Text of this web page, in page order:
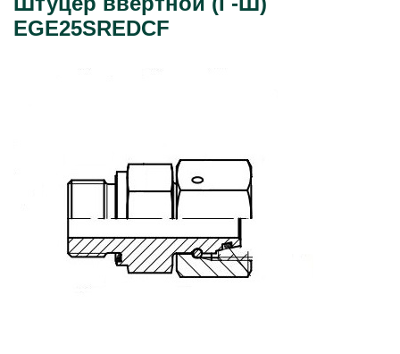
EGE25SREDCF